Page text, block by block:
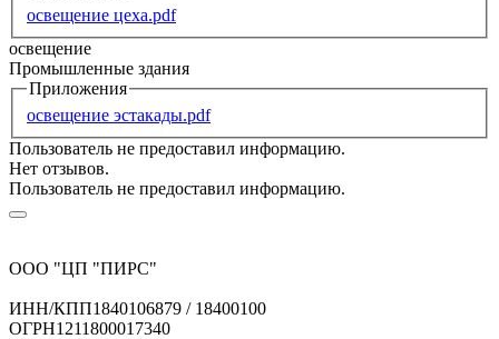
освещение цеха.pdf
освещение
Промышленные здания
Приложения
освещение эстакады.pdf
Пользователь не предоставил информацию.
Нет отзывов.
Пользователь не предоставил информацию.
ООО "ЦП "ПИРС"
ИНН/КПП1840106879 / 18400100
ОГРН1211800017340